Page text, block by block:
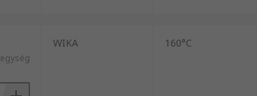
WIKA 160°C